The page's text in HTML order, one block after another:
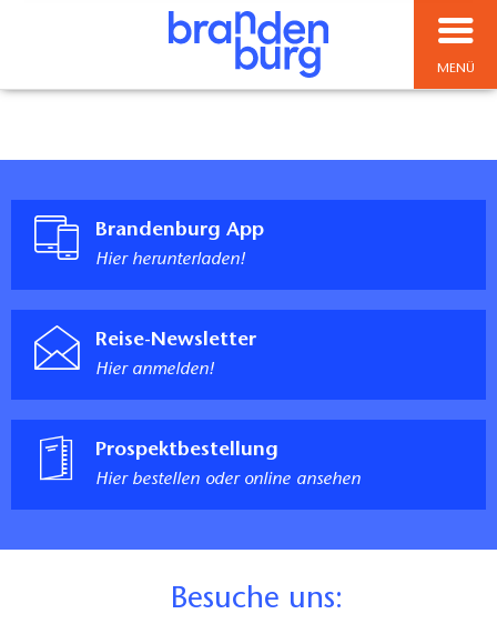
MENÜ
Brandenburg App
Hier herunterladen!
Reise-Newsletter
Hier anmelden!
Prospektbestellung
Hier bestellen oder online ansehen
Besuche uns: